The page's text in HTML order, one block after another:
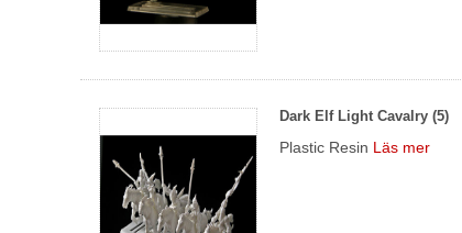
Dark Elf Light Cavalry (5)
Plastic Resin Läs mer